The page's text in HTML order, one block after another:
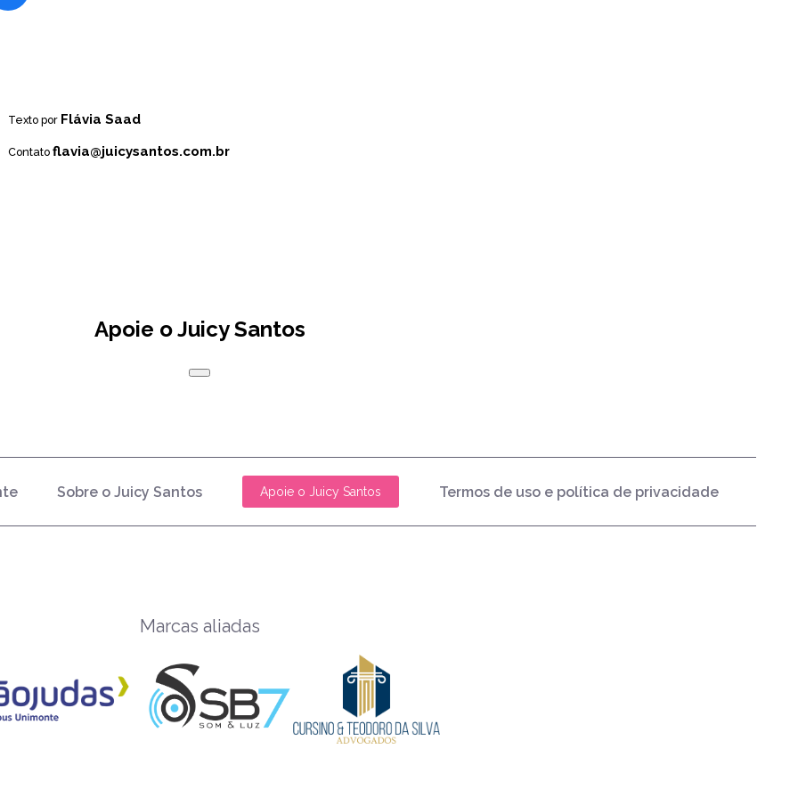
Texto por Flávia Saad
Contato flavia@juicysantos.com.br
Apoie o Juicy Santos
Sobre o Juicy Santos Apoie o Juicy Santos Termos de uso e política de privacidade
Marcas aliadas